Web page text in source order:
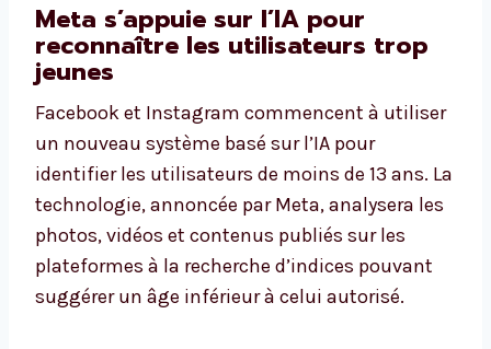
Meta s’appuie sur l’IA pour
reconnaître les utilisateurs trop
jeunes
Facebook et Instagram commencent à utiliser
un nouveau système basé sur l’IA pour
identifier les utilisateurs de moins de 13 ans. La
technologie, annoncée par Meta, analysera les
photos, vidéos et contenus publiés sur les
plateformes à la recherche d’indices pouvant
suggérer un âge inférieur à celui autorisé.